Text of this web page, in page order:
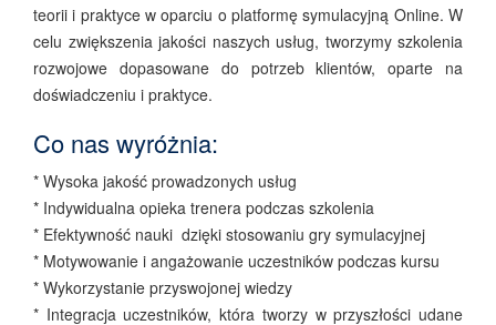
teorii i praktyce w oparciu o platformę symulacyjną Online. W
celu zwiększenia jakości naszych usług, tworzymy szkolenia
rozwojowe dopasowane do potrzeb klientów, oparte na
doświadczeniu i praktyce.
Co nas wyróżnia:
* Wysoka jakość prowadzonych usług
* Indywidualna opieka trenera podczas szkolenia
* Efektywność nauki dzięki stosowaniu gry symulacyjnej
* Motywowanie i angażowanie uczestników podczas kursu
* Wykorzystanie przyswojonej wiedzy
* Integracja uczestników, która tworzy w przyszłości udane